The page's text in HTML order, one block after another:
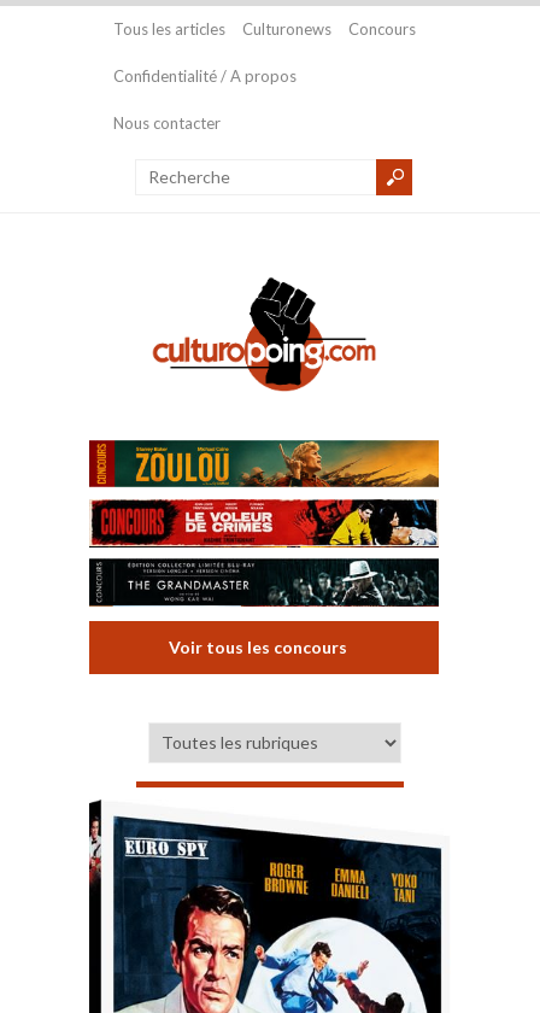
Tous les articles Culturonews Concours
Confidentialité / A propos
Nous contacter
Voir tous les concours